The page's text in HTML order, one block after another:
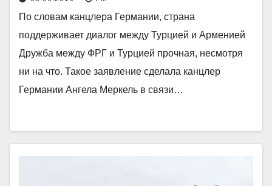
По словам канцлера Германии, страна
поддерживает диалог между Турцией и Арменией
Дружба между ФРГ и Турцией прочная, несмотря
ни на что. Такое заявление сделала канцлер
Германии Ангела Меркель в связи…